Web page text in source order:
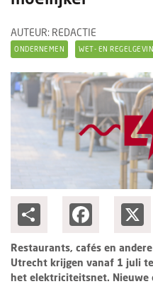
Nieuwe lunchrooms
Columns
Groots ondernemen
AUTEUR: REDACTIE
ONDERNEMEN WET- EN
Facebook
Restaurants, cafés en
Utrecht krijgen vanaf 1 juli
het elektriciteitsnet. Nieuwe